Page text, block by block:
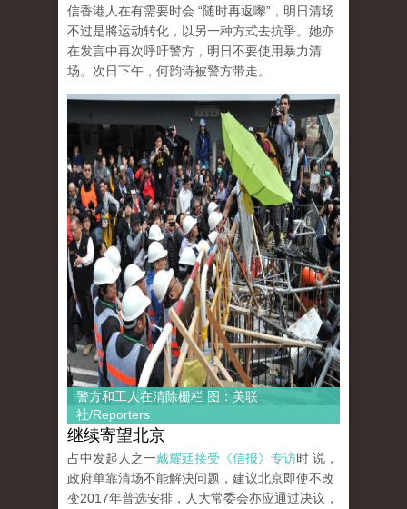
信香港人在有需要时会 “随时再返嚟”，明日清场
不过是將运动转化，以另一种方式去抗爭。她亦
在发言中再次呼吁警方，明日不要使用暴力清
场。次日下午，何韵诗被警方带走。
警方和工人在清除栅栏 图：美联
社/Reporters
继续寄望北京
占中发起人之一戴耀廷接受《信报》专访时 说，
政府单靠清场不能解決问题，建议北京即使不改
变2017年普选安排，人大常委会亦应通过决议，